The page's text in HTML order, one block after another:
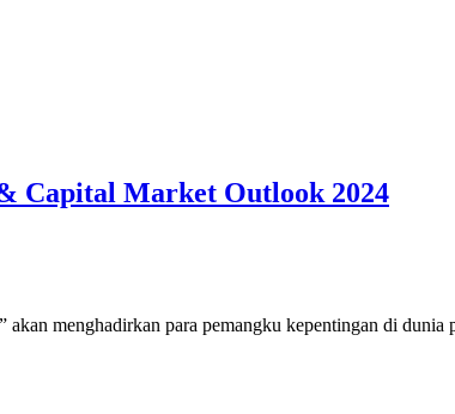
Capital Market Outlook 2024
menghadirkan para pemangku kepentingan di dunia